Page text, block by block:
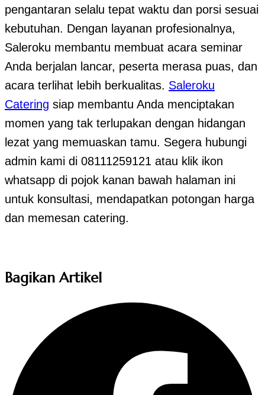
pengantaran selalu tepat waktu dan porsi sesuai
kebutuhan. Dengan layanan profesionalnya,
Saleroku membantu membuat acara seminar
Anda berjalan lancar, peserta merasa puas, dan
acara terlihat lebih berkualitas. Saleroku
Catering siap membantu Anda menciptakan
momen yang tak terlupakan dengan hidangan
lezat yang memuaskan tamu. Segera hubungi
admin kami di 08111259121 atau klik ikon
whatsapp di pojok kanan bawah halaman ini
untuk konsultasi, mendapatkan potongan harga
dan memesan catering.
Bagikan Artikel